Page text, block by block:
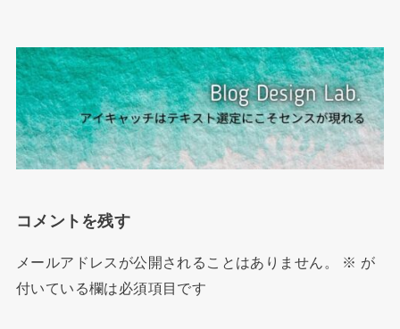
コメントを残す
メールアドレスが公開されることはありません。 ※ が
付いている欄は必須項目です